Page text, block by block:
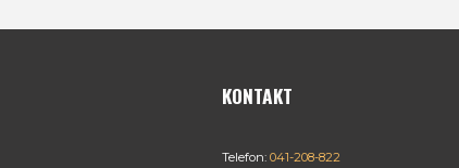
KONTAKT
Telefon: 041-208-822